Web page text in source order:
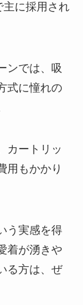
主に採用され
ンでは、吸
式に憧れの
カートリッ
用もかかり
う実感を得
着が湧きや
る方は、ぜ